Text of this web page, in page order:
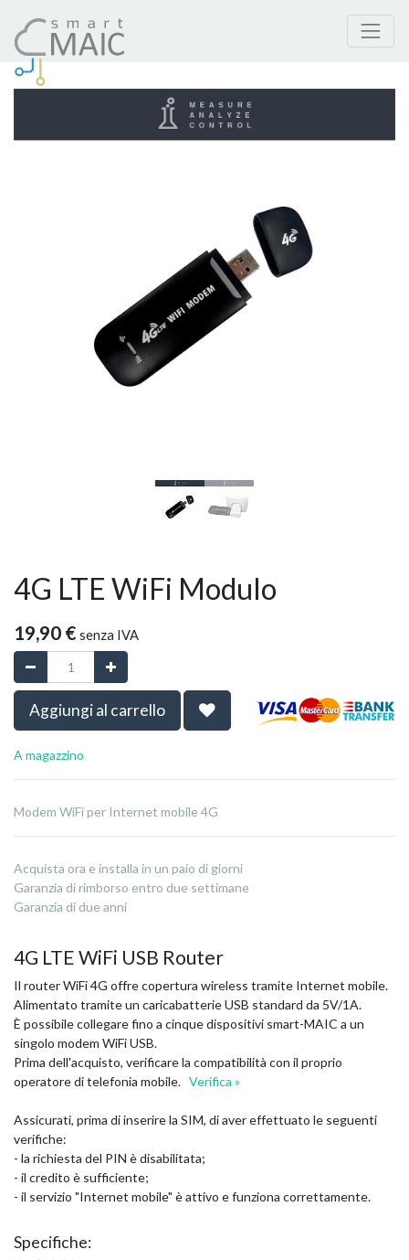
4G LTE WiFi Modulo
4G LTE WiFi Modulo
19,90 € senza IVA
Aggiungi al carrello
A magazzino
Modem WiFi per Internet mobile 4G
Acquista ora e installa in un paio di giorni
Garanzia di rimborso entro due settimane
Garanzia di due anni
4G LTE WiFi USB Router
Il router WiFi 4G offre copertura wireless tramite Internet mobile.
Alimentato tramite un caricabatterie USB standard da 5V/1A.
È possibile collegare fino a cinque dispositivi smart-MAIC a un
singolo modem WiFi USB.
Prima dell'acquisto, verificare la compatibilità con il proprio
operatore di telefonia mobile. Verifica »
Assicurati, prima di inserire la SIM, di aver effettuato le seguenti
verifiche:
- la richiesta del PIN è disabilitata;
- il credito è sufficiente;
- il servizio "Internet mobile" è attivo e funziona correttamente.
Specifiche: